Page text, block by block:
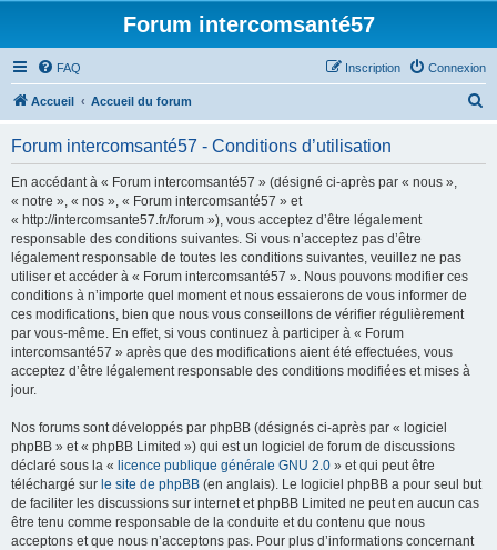
Forum intercomsanté57
FAQ Connexion
Inscription
Accueil Accueil du forum
Forum intercomsanté57 - Conditions d’utilisation
En accédant à « Forum intercomsanté57 » (désigné ci-après par « nous »,
« notre », « nos », « Forum intercomsanté57 » et
« http://intercomsante57.fr/forum »), vous acceptez d’être légalement
responsable des conditions suivantes. Si vous n’acceptez pas d’être
légalement responsable de toutes les conditions suivantes, veuillez ne pas
utiliser et accéder à « Forum intercomsanté57 ». Nous pouvons modifier ces
conditions à n’importe quel moment et nous essaierons de vous informer de
ces modifications, bien que nous vous conseillons de vérifier régulièrement
par vous-même. En effet, si vous continuez à participer à « Forum
intercomsanté57 » après que des modifications aient été effectuées, vous
acceptez d’être légalement responsable des conditions modifiées et mises à
jour.
Nos forums sont développés par phpBB (désignés ci-après par « logiciel
phpBB » et « phpBB Limited ») qui est un logiciel de forum de discussions
déclaré sous la « licence publique générale GNU 2.0 » et qui peut être
téléchargé sur le site de phpBB (en anglais). Le logiciel phpBB a pour seul but
de faciliter les discussions sur internet et phpBB Limited ne peut en aucun cas
être tenu comme responsable de la conduite et du contenu que nous
acceptons et que nous n’acceptons pas. Pour plus d’informations concernant